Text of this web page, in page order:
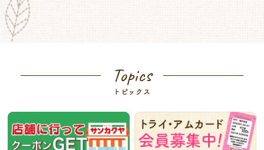
Topics
トピックス